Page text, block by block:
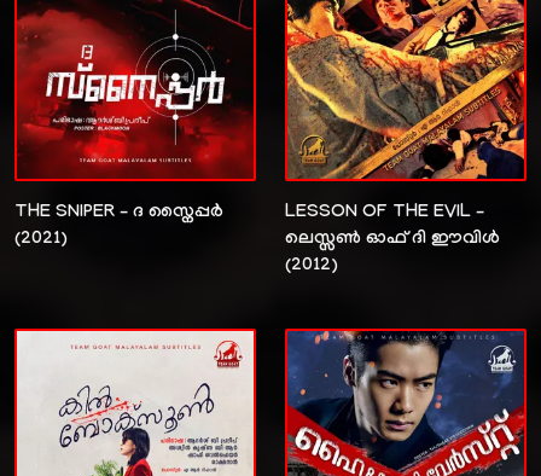
THE SNIPER – ദ സ്നൈപ്പർ
(2021)
LESSON OF THE EVIL –
ലെസ്സൺ ഓഫ് ദി ഈവിൾ
(2012)